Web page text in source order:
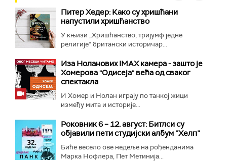
Питер Хедер: Како су хришћани
напустили хришћанство
У књизи „Хришћанство, тријумф једне
религије“ британски историчар...
Иза Ноланових IMAX камера - зашто је
Хомерова "Одисеја" већа од сваког
спектакла
И Хомер и Нолан играју по танкој жици
између мита и историје...
Роковник 6 – 12. август: Битлси су
објавили пети студијски албум ”Хелп”
Биће весело ове недеље на рођенданима
Марка Нофлера, Пет Метинија...